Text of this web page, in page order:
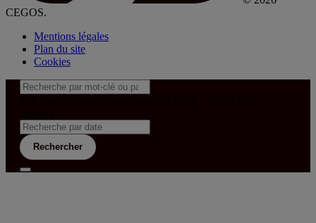
CEGOS.
Mentions légales
Plan du site
Cookies
Rechercher